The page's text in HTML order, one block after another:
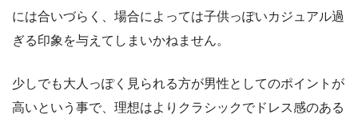
には合いづらく、場合によっては子供っぽいカジュアル過
ぎる印象を与えてしまいかねません。
少しでも大人っぽく見られる方が男性としてのポイントが
高いという事で、理想はよりクラシックでドレス感のある